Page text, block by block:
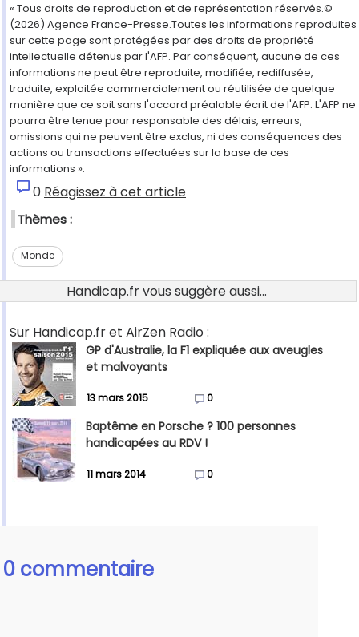
« Tous droits de reproduction et de représentation réservés.©
(2026) Agence France-Presse.Toutes les informations reproduites
sur cette page sont protégées par des droits de propriété
intellectuelle détenus par l'AFP. Par conséquent, aucune de ces
informations ne peut être reproduite, modifiée, rediffusée,
traduite, exploitée commercialement ou réutilisée de quelque
manière que ce soit sans l'accord préalable écrit de l'AFP. L'AFP ne
pourra être tenue pour responsable des délais, erreurs,
omissions qui ne peuvent être exclus, ni des conséquences des
actions ou transactions effectuées sur la base de ces
informations ».
0 Réagissez à cet article
Thèmes :
Monde
Handicap.fr vous suggère aussi...
Sur Handicap.fr et AirZen Radio :
GP d'Australie, la F1 expliquée aux aveugles
et malvoyants
13 mars 2015 0
Baptême en Porsche ? 100 personnes
handicapées au RDV !
11 mars 2014 0
0 commentaire